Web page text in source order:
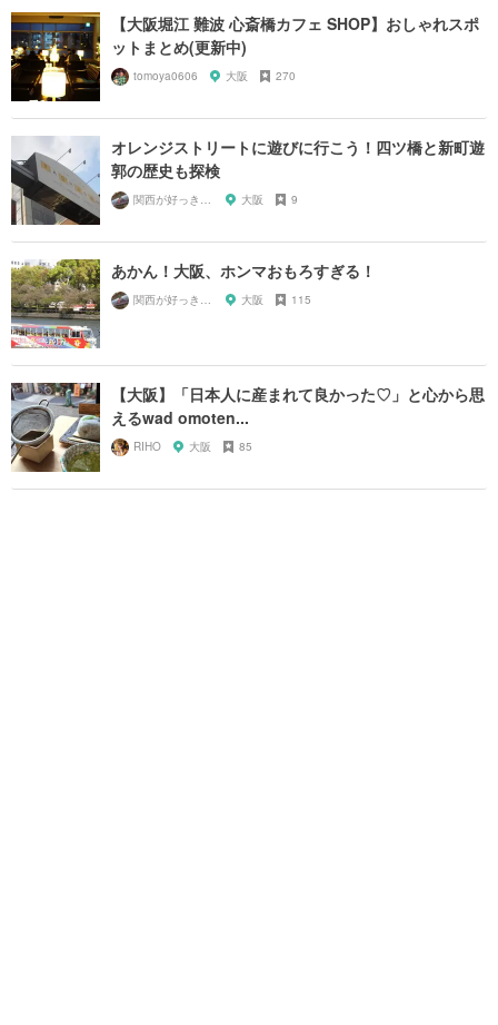
【大阪堀江 難波 心斎橋カフェ SHOP】おしゃれスポ
ットまとめ(更新中)
tomoya0606 大阪 270
オレンジストリートに遊びに行こう！四ツ橋と新町遊
郭の歴史も探検
大阪 9
あかん！大阪、ホンマおもろすぎる！
大阪 115
【大阪】「日本人に産まれて良かった♡」と心から思
えるwad omoten...
RIHO 大阪 85